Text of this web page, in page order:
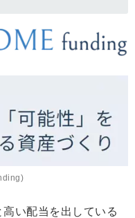
い配当を出している